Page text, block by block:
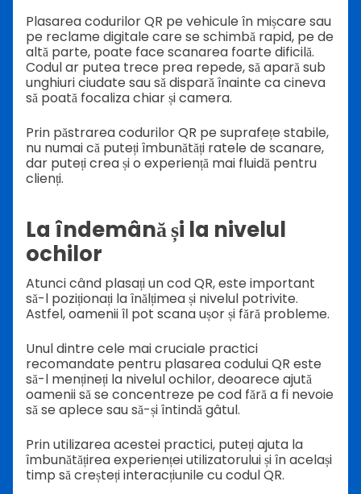
Plasarea codurilor QR pe vehicule în mișcare sau
pe reclame digitale care se schimbă rapid, pe de
altă parte, poate face scanarea foarte dificilă.
Codul ar putea trece prea repede, să apară sub
unghiuri ciudate sau să dispară înainte ca cineva
să poată focaliza chiar și camera.
Prin păstrarea codurilor QR pe suprafețe stabile,
nu numai că puteți îmbunătăți ratele de scanare,
dar puteți crea și o experiență mai fluidă pentru
clienți.
La îndemână și la nivelul
ochilor
Atunci când plasați un cod QR, este important
să-l poziționați la înălțimea și nivelul potrivite.
Astfel, oamenii îl pot scana ușor și fără probleme.
Unul dintre cele mai cruciale practici
recomandate pentru plasarea codului QR este
să-l mențineți la nivelul ochilor, deoarece ajută
oamenii să se concentreze pe cod fără a fi nevoie
să se aplece sau să-și întindă gâtul.
Prin utilizarea acestei practici, puteți ajuta la
îmbunătățirea experienței utilizatorului și în același
timp să creșteți interacțiunile cu codul QR.